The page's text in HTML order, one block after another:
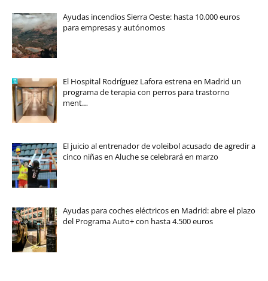
Ayudas incendios Sierra Oeste: hasta 10.000 euros
para empresas y autónomos
El Hospital Rodríguez Lafora estrena en Madrid un
programa de terapia con perros para trastorno
ment…
El juicio al entrenador de voleibol acusado de agredir a
cinco niñas en Aluche se celebrará en marzo
Ayudas para coches eléctricos en Madrid: abre el plazo
del Programa Auto+ con hasta 4.500 euros